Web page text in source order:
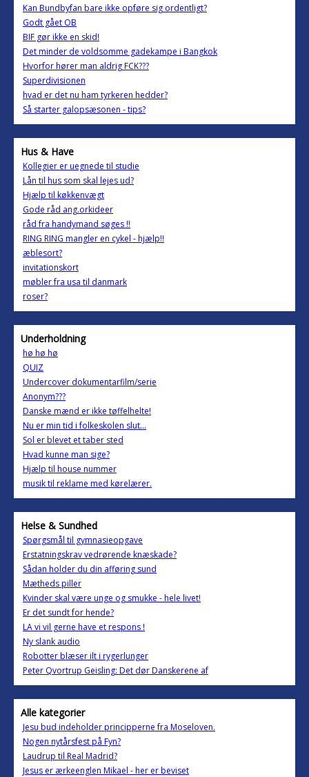
Kan Bundbyfan bare ikke opføre sig ordentligt?
Godt gået OB
BIF gør ikke en skid!
Det minder de voldsomme gadekampe i Bangkok
Hvorfor hører man aldrig FCK???
Superdivisionen
hvad er det nu ham tyrkeren hedder?
Så starter galopsæsonen - tips?
Hus & Have
Kollegier er uegnede til studie
Lån til hus som skal lejes ud?
Hjælp til køkkenvægt
Gode råd ang.orkideer
råd fra handymand søges !!
RING RING mangler en cykel - hjælp!!
æblesort?
invitationskort
møbler fra usa til danmark
roser?
Underholdning
hø hø hø
QUIZ
Undercover dokumentarfilm/serie
Anonym???
Danske mænd er ikke tøffelhelte!
Nu er min tid i folkeskolen slut...
Sol er blevet et taber sted
Hvad kunne man sige?
Hjælp til house nummer
musik til reklame med kørelærer.
Helse & Sundhed
Spørgsmål til gymnasieopgave
Erstatningskrav vedrørende knæskade?
Sådan holder du din afføring sund
Mætheds piller
Kvinder skal være unge og smukke - hele livet!
Er det sundt for hende?
LA vi vil gerne have et respons !
Ny slank audio
Robotter blæser ilt i rygerlunger
Peter Qvortrup Geisling: Det dør Danskerene af
Alle kategorier
Jesu bud indeholder principperne fra Moseloven.
Nogen nytårsfest på Fyn?
Laudrup til Real Madrid?
Jesus er ærkeenglen Mikael - her er beviset